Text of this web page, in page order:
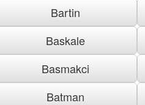
Bartin
Baskale
Basmakci
Batman